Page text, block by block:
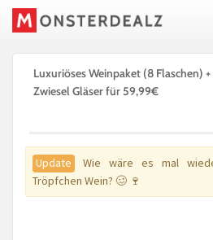
Luxuriöses Weinpaket (8 Flaschen)
Zwiesel Gläser für 59,99€
Update
Wie wäre es mal
Tröpfchen Wein? 🥴 🍷